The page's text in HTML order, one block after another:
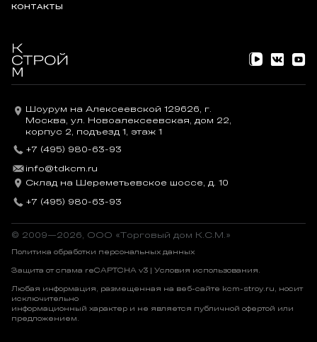
КОНТАКТЫ
Шоурум на Алексеевской 129626, г.
Москва, ул. Новоалексеевская, дом 22,
корпус 2, подъезд 1, этаж 1
+7 (495) 980-63-93
info@tdkcm.ru
Склад на Шереметьевское шоссе, д. 10
+7 (495) 980-63-93
© 2009—2026, OOO «Торговый дом К.С.М.»
Политика обработки персональных данных
Защита от спама reCAPTCHA v3 | Условия использования.
Любая информация, размещенная на веб-сайте kcm-stroy.ru, носит
исключительно
информационный характер и не является публичной офертой или
предложением.